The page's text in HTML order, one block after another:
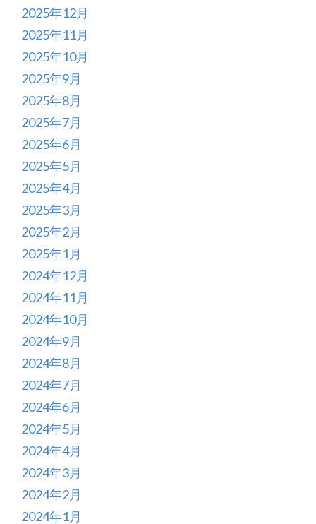
2025年12月
2025年11月
2025年10月
2025年9月
2025年8月
2025年7月
2025年6月
2025年5月
2025年4月
2025年3月
2025年2月
2025年1月
2024年12月
2024年11月
2024年10月
2024年9月
2024年8月
2024年7月
2024年6月
2024年5月
2024年4月
2024年3月
2024年2月
2024年1月